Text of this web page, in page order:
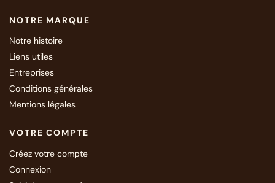
NOTRE MARQUE
Notre histoire
Liens utiles
Entreprises
Conditions générales
Mentions légales
VOTRE COMPTE
Créez votre compte
Connexion